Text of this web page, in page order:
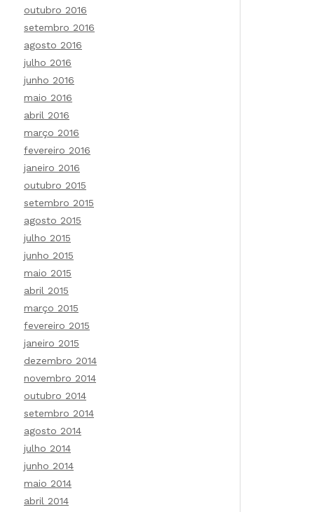
outubro 2016
setembro 2016
agosto 2016
julho 2016
junho 2016
maio 2016
abril 2016
março 2016
fevereiro 2016
janeiro 2016
outubro 2015
setembro 2015
agosto 2015
julho 2015
junho 2015
maio 2015
abril 2015
março 2015
fevereiro 2015
janeiro 2015
dezembro 2014
novembro 2014
outubro 2014
setembro 2014
agosto 2014
julho 2014
junho 2014
maio 2014
abril 2014